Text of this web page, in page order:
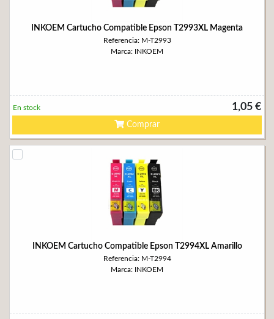
INKOEM Cartucho Compatible Epson T2993XL Magenta
Referencia: M-T2993
Marca: INKOEM
1,05 €
En stock
Comprar
INKOEM Cartucho Compatible Epson T2994XL Amarillo
Referencia: M-T2994
Marca: INKOEM